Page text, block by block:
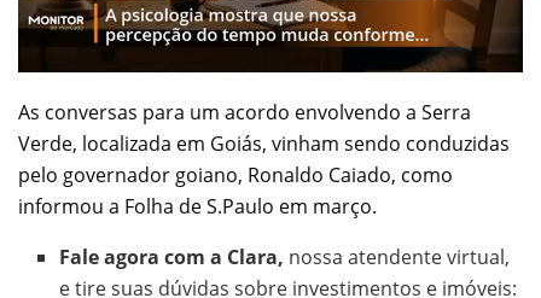
As conversas para um acordo envolvendo a Serra
Verde, localizada em Goiás, vinham sendo conduzidas
pelo governador goiano, Ronaldo Caiado, como
informou a Folha de S.Paulo em março.
Fale agora com a Clara, nossa atendente virtual,
e tire suas dúvidas sobre investimentos e imóveis: